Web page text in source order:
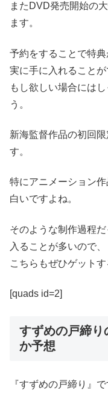
またDVD発売開始の
ます。
予約をすることで特
実に手に入れることが
もし欲しい場合には
う。
新海監督作品の初回
す。
特にアニメーション
白いですよね。
そのような制作過程
入ることが多いので、
こちらもぜひゲット
[quads id=2]
すずめの戸締り
か予想
『すずめの戸締り』